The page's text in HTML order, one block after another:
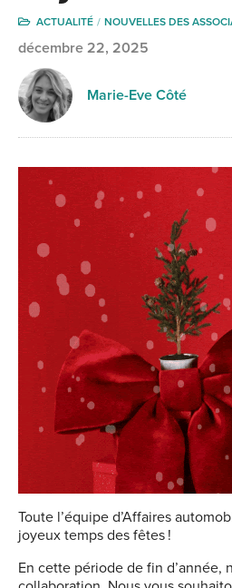
ACTUALITÉ NOUVELLES DES
décembre 22, 2025
Marie-Eve Côté
Toute l’équipe d’Affaires
joyeux temps des fêtes !
En cette période de fin